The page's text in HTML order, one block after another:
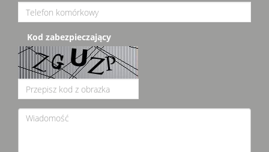
Kod zabezpieczający